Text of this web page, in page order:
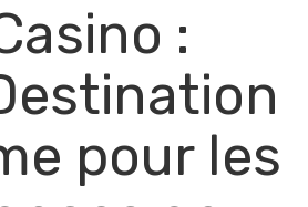
:
pour les